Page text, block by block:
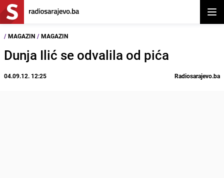
/ MAGAZIN / MAGAZIN
Dunja Ilić se odvalila od pića
04.09.12. 12:25 Radiosarajevo.ba